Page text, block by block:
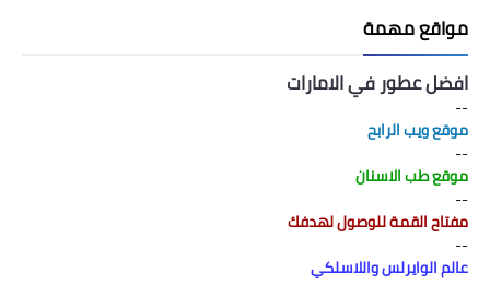
مواقع مهمة
افضل عطور في الامارات
--
موقع ويب الرابح
--
موقع طب الاسنان
--
مفتاح القمة للوصول لهدفك
--
عالم الوايرلس واللاسلكي